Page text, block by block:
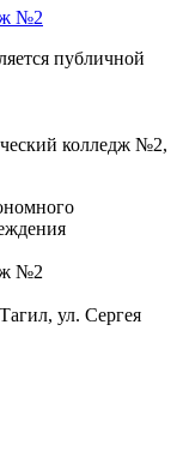
№2
публичной
колледж №2,
№2
ул. Сергея